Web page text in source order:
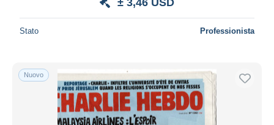
Stato Professionista
Nuovo